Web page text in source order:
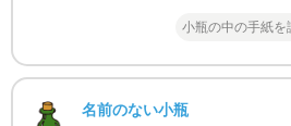
小瓶の中の手紙を
名前のない小瓶